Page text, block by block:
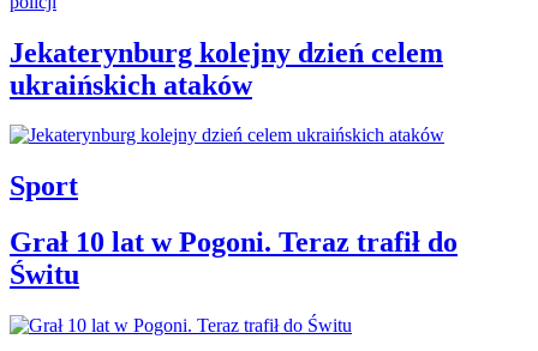
Jekaterynburg kolejny dzień celem
ukraińskich ataków
Sport
Grał 10 lat w Pogoni. Teraz trafił do
Świtu